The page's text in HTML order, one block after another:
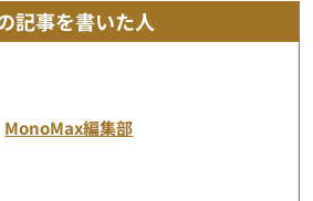
記事を書いた人
MonoMax編集部